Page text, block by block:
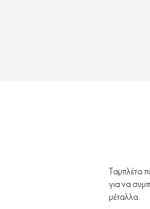
Ταμπλέτα
για να
μέταλλα.